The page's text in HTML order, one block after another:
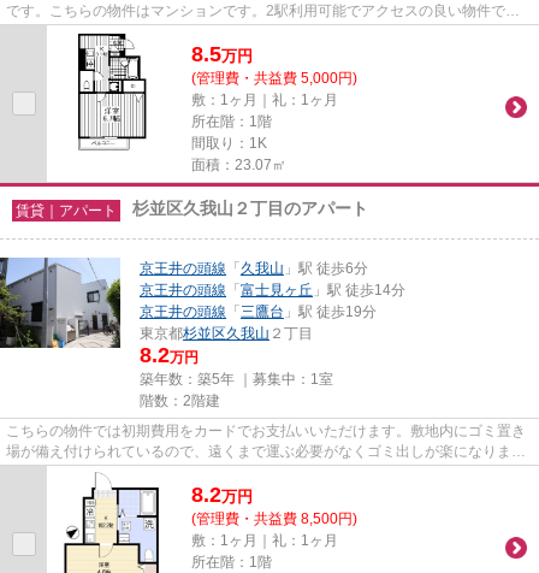
です。こちらの物件はマンションです。2駅利用可能でアクセスの良い物件で
す。京王井の頭線富士見ヶ丘周辺...
8.5万円
(管理費・共益費 5,000円)
敷：1ヶ月｜礼：1ヶ月
所在階：1階
間取り：1K
面積：23.07㎡
賃貸｜アパート 杉並区久我山２丁目のアパート
京王井の頭線 「久我山 」駅 徒歩6分
京王井の頭線 「富士見ヶ丘 」駅 徒歩14分
京王井の頭線 「三鷹台 」駅 徒歩19分
東京都杉並区久我山 ２丁目
8.2万円
築年数：築5年 ｜募集中： 1室
階数：2階建
こちらの物件では初期費用をカードでお支払いいただけます。敷地内にゴミ置き
場が備え付けられているので、遠くまで運ぶ必要がなくゴミ出しが楽になりま
す。こちらの物件はアパートで...
8.2万円
(管理費・共益費 8,500円)
敷：1ヶ月｜礼：1ヶ月
所在階：1階